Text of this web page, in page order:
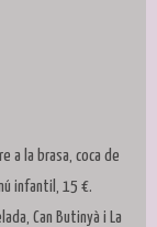
a la brasa, coca de
infantil, 15 €.
Can Butinyà i La